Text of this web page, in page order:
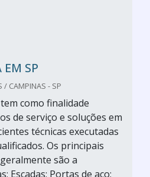
EM SP
/ CAMPINAS - SP
como finalidade
de serviço e soluções em
técnicas executadas
Os principais
são a
Escadas; Portas de aço;